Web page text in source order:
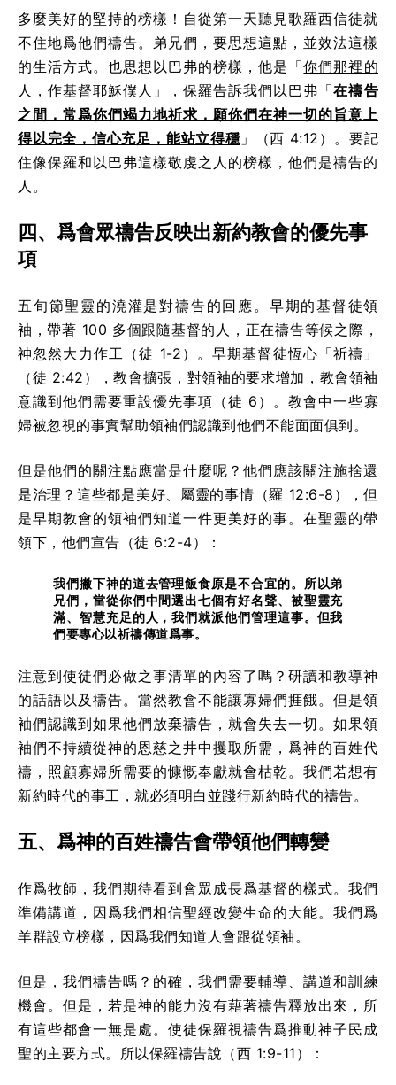
多麼美好的堅持的榜樣！自從第一天聽見歌羅西信徒就
不住地爲他們禱告。弟兄們，要思想這點，並效法這樣
的生活方式。也思想以巴弗的榜樣，他是「你們那裡的
人，作基督耶穌僕人 」，保羅告訴我們以巴弗「在禱告
之間，常爲你們竭力地祈求，願你們在神一切的旨意上
得以完全，信心充足，能站立得穩」（西 4:12）。要記
住像保羅和以巴弗這樣敬虔之人的榜樣，他們是禱告的
人。
四、爲會眾禱告反映出新約教會的優先事
項
五旬節聖靈的澆灌是對禱告的回應。早期的基督徒領
袖，帶著 100 多個跟隨基督的人，正在禱告等候之際，
神忽然大力作工（徒 1-2）。早期基督徒恆心「祈禱」
（徒 2:42），教會擴張，對領袖的要求增加，教會領袖
意識到他們需要重設優先事項（徒 6）。教會中一些寡
婦被忽視的事實幫助領袖們認識到他們不能面面俱到。
但是他們的關注點應當是什麼呢？他們應該關注施捨還
是治理？這些都是美好、屬靈的事情（羅 12:6-8），但
是早期教會的領袖們知道一件更美好的事。在聖靈的帶
領下，他們宣告（徒 6:2-4）：
我們撇下神的道去管理飯食原是不合宜的。所以弟
兄們，當從你們中間選出七個有好名聲、被聖靈充
滿、智慧充足的人，我們就派他們管理這事。但我
們要專心以祈禱傳道爲事。
注意到使徒們必做之事清單的內容了嗎？研讀和教導神
的話語以及禱告。當然教會不能讓寡婦們捱餓。但是領
袖們認識到如果他們放棄禱告，就會失去一切。如果領
袖們不持續從神的恩慈之井中攫取所需，爲神的百姓代
禱，照顧寡婦所需要的慷慨奉獻就會枯乾。我們若想有
新約時代的事工，就必須明白並踐行新約時代的禱告。
五、爲神的百姓禱告會帶領他們轉變
作爲牧師，我們期待看到會眾成長爲基督的樣式。我們
準備講道，因爲我們相信聖經改變生命的大能。我們爲
羊群設立榜樣，因爲我們知道人會跟從領袖。
但是，我們禱告嗎？ 的確 ，我們需要輔導、講道和訓練
機會。但是，若是神的能力沒有藉著禱告釋放出來，所
有這些都會一無是處。使徒保羅視禱告爲推動神子民成
聖的主要方式。所以保羅禱告說（西 1:9-11）：